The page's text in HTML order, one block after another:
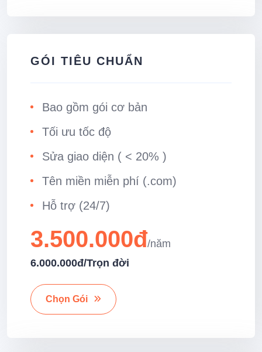
GÓI TIÊU CHUẨN
Bao gồm gói cơ bản
Tối ưu tốc độ
Sửa giao diện ( < 20% )
Tên miền miễn phí (.com)
Hỗ trợ (24/7)
3.500.000đ
6.000.000đ/Trọn đời
Chọn Gói